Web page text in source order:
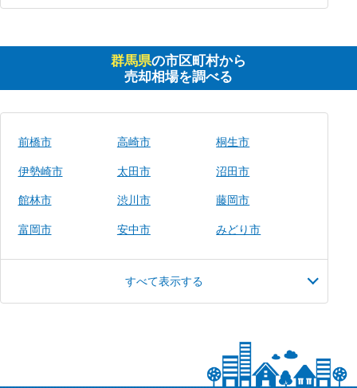
群馬県の市区町村から
売却相場を調べる
前橋市 高崎市 桐生市
伊勢崎市 太田市 沼田市
館林市 渋川市 藤岡市
富岡市 安中市 みどり市
すべて表示する